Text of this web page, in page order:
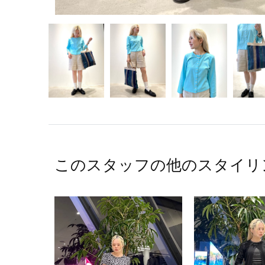
このスタッフの他のスタイ